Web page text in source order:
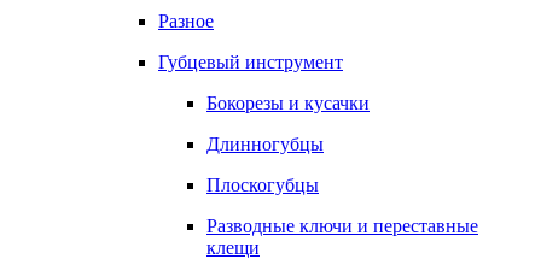
Разное
Губцевый инструмент
Бокорезы и кусачки
Длинногубцы
Плоскогубцы
Разводные ключи и переставные
клещи